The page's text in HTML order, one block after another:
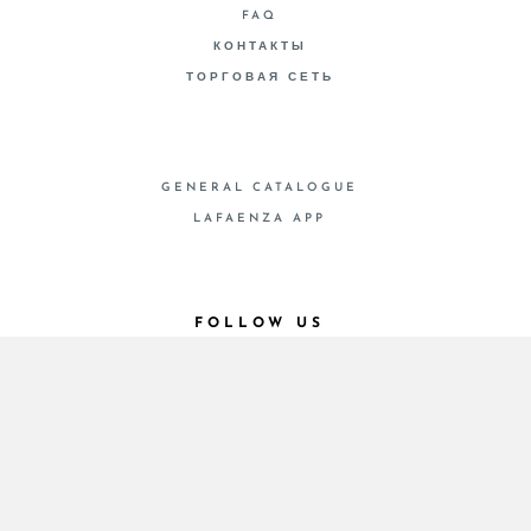
FAQ
КОНТАКТЫ
ТОРГОВАЯ СЕТЬ
GENERAL CATALOGUE
LAFAENZA APP
FOLLOW US